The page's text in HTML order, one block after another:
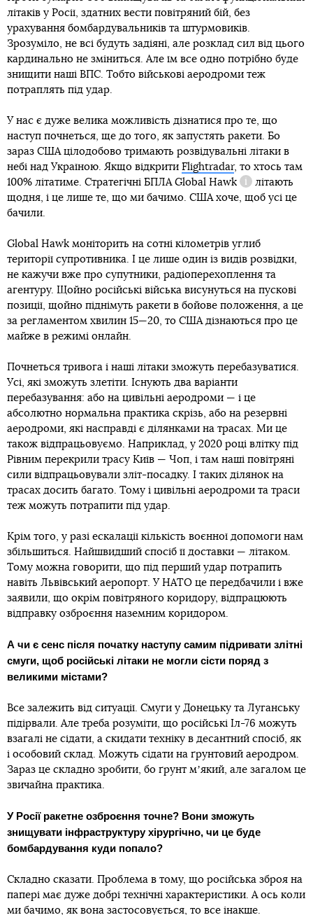
літаків у Росії, здатних вести повітряний бій, без
урахування бомбардувальників та штурмовиків.
Зрозуміло, не всі будуть задіяні, але розклад сил від цього
кардинально не зміниться. Але їм все одно потрібно буде
знищити наші ВПС. Тобто військові аеродроми теж
потраплять під удар.
У нас є дуже велика можливість дізнатися про те, що
наступ почнеться, ще до того, як запустять ракети. Бо
зараз США цілодобово тримають розвідувальні літаки в
небі над Україною. Якщо відкрити Flightradar, то хтось там
100% літатиме. Стратегічні БПЛА Global Hawk
Довідка
літають
щодня, і це лише те, що ми бачимо. США хоче, щоб усі це
бачили.
Global Hawk моніторить на сотні кілометрів углиб
території супротивника. І це лише один із видів розвідки,
не кажучи вже про супутники, радіоперехоплення та
агентуру. Щойно російські війська висунуться на пускові
позиції, щойно піднімуть ракети в бойове положення, а це
за регламентом хвилин 15—20, то США дізнаються про це
майже в режимі онлайн.
Почнеться тривога і наші літаки зможуть перебазуватися.
Усі, які зможуть злетіти. Існують два варіанти
перебазування: або на цивільні аеродроми — і це
абсолютно нормальна практика скрізь, або на резервні
аеродроми, які насправді є ділянками на трасах. Ми це
також відпрацьовуємо. Наприклад, у 2020 році влітку під
Рівним перекрили трасу Київ — Чоп, і там наші повітряні
сили відпрацьовували зліт-посадку. І таких ділянок на
трасах досить багато. Тому і цивільні аеродроми та траси
теж можуть потрапити під удар.
Крім того, у разі ескалації кількість воєнної допомоги нам
збільшиться. Найшвидший спосіб її доставки — літаком.
Тому можна говорити, що під перший удар потрапить
навіть Львівський аеропорт. У НАТО це передбачили і вже
заявили, що окрім повітряного коридору, відпрацюють
відправку озброєння наземним коридором.
А чи є сенс після початку наступу самим підривати злітні
смуги, щоб російські літаки не могли сісти поряд з
великими містами?
Все залежить від ситуації. Смуги у Донецьку та Луганську
підірвали. Але треба розуміти, що російські Іл-76 можуть
взагалі не сідати, а скидати техніку в десантний спосіб, як
і особовий склад. Можуть сідати на ґрунтовий аеродром.
Зараз це складно зробити, бо ґрунт мʼякий, але загалом це
звичайна практика.
У Росії ракетне озброєння точне? Вони зможуть
знищувати інфраструктуру хірургічно, чи це буде
бомбардування куди попало?
Складно сказати. Проблема в тому, що російська зброя на
папері має дуже добрі технічні характеристики. А ось коли
ми бачимо, як вона застосовується, то все інакше.